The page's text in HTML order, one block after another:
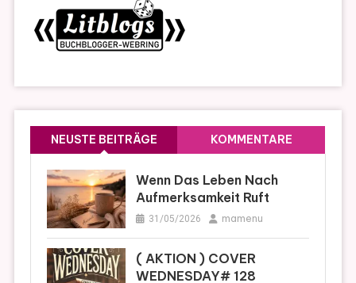
NEUSTE BEITRÄGE KOMMENTARE
Wenn Das Leben Nach
Aufmerksamkeit Ruft
31/05/2026 mamenu
( AKTION ) COVER
WEDNESDAY# 128